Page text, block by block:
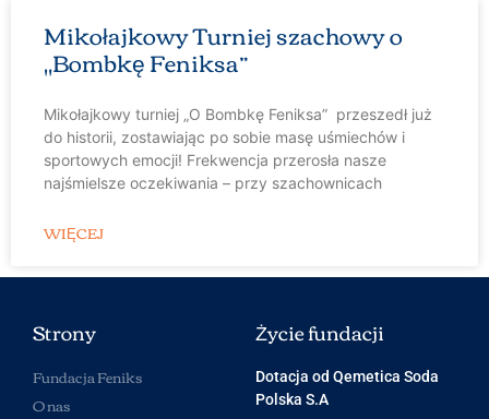
Mikołajkowy Turniej szachowy o
„Bombkę Feniksa”
Mikołajkowy turniej „O Bombkę Feniksa” przeszedł już
do historii, zostawiając po sobie masę uśmiechów i
sportowych emocji! Frekwencja przerosła nasze
najśmielsze oczekiwania – przy szachownicach
WIĘCEJ
Strony
Fundacja Feniks
O nas
Życie fundacji
Dotacja od Qemetica Soda
Polska S.A